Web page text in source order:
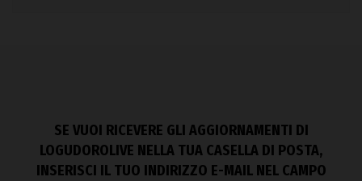
SE VUOI RICEVERE GLI AGGIORNAMENTI DI
LOGUDOROLIVE NELLA TUA CASELLA DI POSTA,
INSERISCI IL TUO INDIRIZZO E-MAIL NEL CAMPO